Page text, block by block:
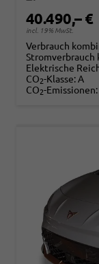
40.490,– €
incl. 19% MwSt.
Verbrauch
Stromverbrauch
Elektrische
CO2-Klasse:A
CO2-Emissionen: